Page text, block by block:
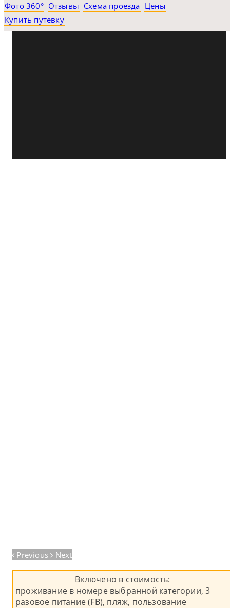
Фото 360° Отзывы Схема проезда Цены
Купить путевку
Previous Next
Включено в стоимость:
проживание в номере выбранной категории, 3
разовое питание (FB), пляж, пользование